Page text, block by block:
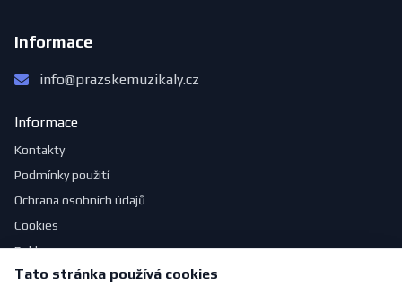
Informace
info@prazskemuzikaly.cz
Informace
Kontakty
Podmínky použití
Ochrana osobních údajů
Cookies
Reklama
Jak se obléknout do divadla
Tato stránka používá cookies